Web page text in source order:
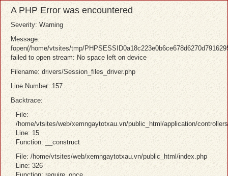
A PHP Error was encountered
Severity: Warning
Message:
fopen(/home/vtsites/tmp/
failed to open stream: No space left on device
Filename: drivers/Session_files_driver.php
Line Number: 157
Backtrace:
File:
/home/vtsites/web/xemngaytotxau.vn/public_html/application/
Line: 15
Function: __construct
File: /home/vtsites/web/xemngaytotxau.vn/public_html/index.php
Line: 326